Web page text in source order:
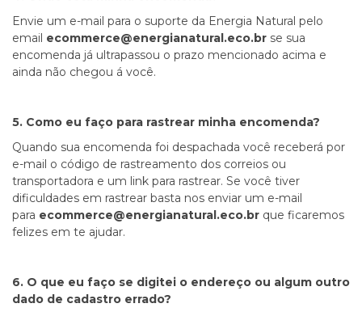
Envie um e-mail para o suporte da Energia Natural pelo
email ecommerce@energianatural.eco.br se sua
encomenda já ultrapassou o prazo mencionado acima e
ainda não chegou á você.
5. Como eu faço para rastrear minha encomenda?
Quando sua encomenda foi despachada você receberá por
e-mail o código de rastreamento dos correios ou
transportadora e um link para rastrear. Se você tiver
dificuldades em rastrear basta nos enviar um e-mail
para ecommerce@energianatural.eco.br que ficaremos
felizes em te ajudar.
6. O que eu faço se digitei o endereço ou algum outro
dado de cadastro errado?